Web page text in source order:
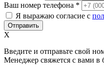
Ваш номер телефона *
Я выражаю согласие с
X
Введите и отправьте свой
Менеджер свяжется с вами в